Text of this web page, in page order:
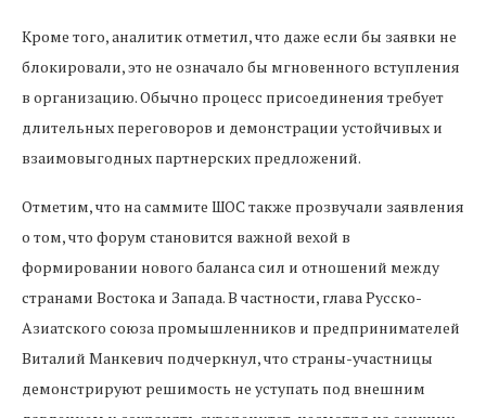
Кроме того, аналитик отметил, что даже если бы заявки не
блокировали, это не означало бы мгновенного вступления
в организацию. Обычно процесс присоединения требует
длительных переговоров и демонстрации устойчивых и
взаимовыгодных партнерских предложений.
Отметим, что на саммите ШОС также прозвучали заявления
о том, что форум становится важной вехой в
формировании нового баланса сил и отношений между
странами Востока и Запада. В частности, глава Русско-
Азиатского союза промышленников и предпринимателей
Виталий Манкевич подчеркнул, что страны-участницы
демонстрируют решимость не уступать под внешним